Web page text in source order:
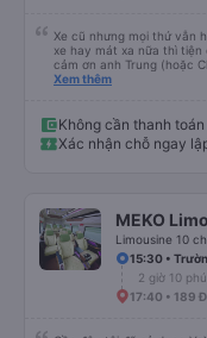
Xe cũ nhưng mọi thứ vẫn
xe hay mát xa nữa thì tiện cho khách hơn.
cảm ơn anh Trung (hoặc
đã nhiệt tình giúp đỡ mình
đồ của mình được đựng
hoàng. Rất cảm kích điều
Xem thêm
Không cần thanh
Xác nhận chỗ ngay
MEKO
Limousine 10
15:30 •
2 giờ 10
17:40 • 189